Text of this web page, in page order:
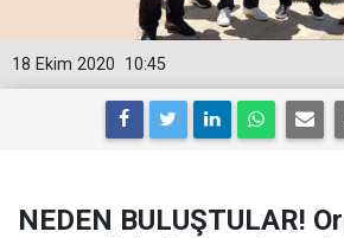
10:45
18 Ekim 2020
NEDEN BULUŞTULAR!